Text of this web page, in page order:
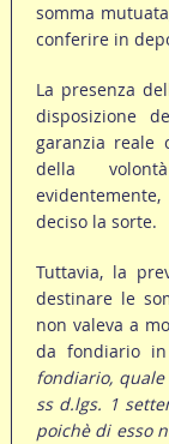
somma
conferire in
La presenza
disposizione
garanzia reale
della
deciso la sorte.
Tuttavia, la
destinare le
non valeva a
da fondiario
fondiario,
ss d.lgs. 1
poichè di esso